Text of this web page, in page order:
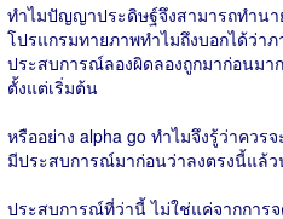
ทำไมปัญญาประดิษฐ์จึงสามารถทำนา
โปรแกรมทายภาพทำไมถึงบอกได้ว่า
ประสบการณ์ลองผิดลองถูกมาก่อนมา
ตั้งแต่เริ่มต้น
หรืออย่าง alpha go ทำไมจึงรู้ว่าควร
มีประสบการณ์มาก่อนว่าลงตรงนี้แล้
ประสบการณ์ที่ว่านี้ ไม่ใช่แค่จากการจ